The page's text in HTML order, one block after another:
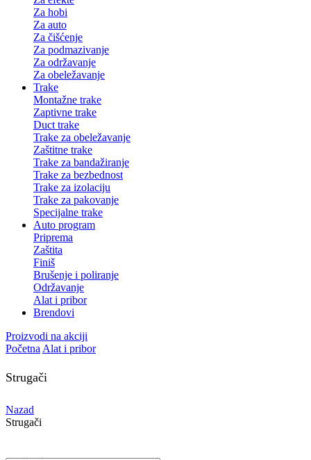
Za hobi
Za auto
Za čišćenje
Za podmazivanje
Za održavanje
Za obeležavanje
Trake
Montažne trake
Zaptivne trake
Duct trake
Trake za obeležavanje
Zaštitne trake
Trake za bandažiranje
Trake za bezbednost
Trake za izolaciju
Trake za pakovanje
Specijalne trake
Auto program
Priprema
Zaštita
Finiš
Brušenje i poliranje
Održavanje
Alat i pribor
Brendovi
Proizvodi na akciji
Početna Alat i pribor
Strugači
Nazad
Strugači